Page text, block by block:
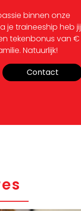
binnen onze
je traineeship heb jij
tekenbonus van €
Natuurlijk!
Contact